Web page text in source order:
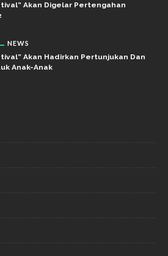
Akan Digelar Pertengahan
NEWS
Akan Hadirkan Pertunjukan Dan
Anak-Anak